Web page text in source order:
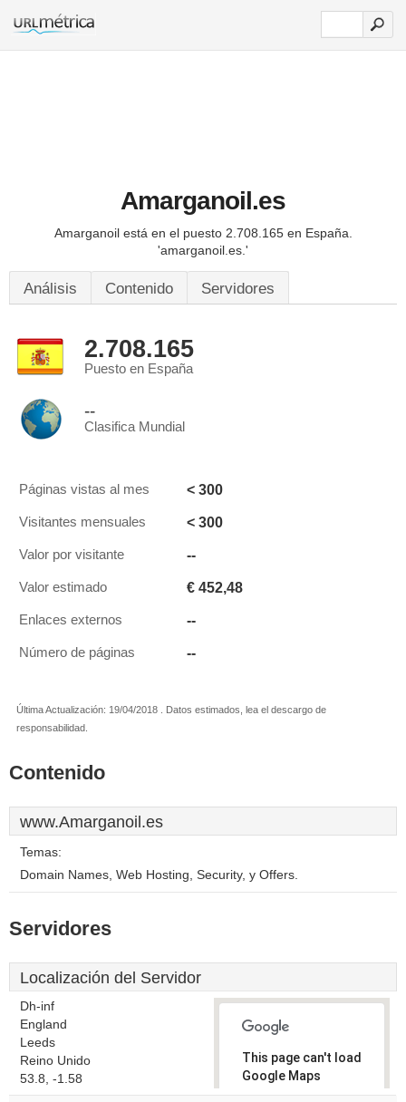
Amarganoil.es
Amarganoil está en el puesto 2.708.165 en España.
'amarganoil.es.'
Análisis Contenido Servidores
2.708.165
Puesto en España
--
Clasifica Mundial
Páginas vistas al mes < 300
Visitantes mensuales < 300
Valor por visitante --
Valor estimado € 452,48
Enlaces externos --
Número de páginas --
Última Actualización: 19/04/2018 . Datos estimados, lea el descargo de
responsabilidad.
Contenido
www.Amarganoil.es
Temas:
Domain Names, Web Hosting, Security, y Offers.
Servidores
Localización del Servidor
Dh-inf
England
Leeds
Reino Unido
53.8, -1.58
This page can't load
Google Maps
correctly.